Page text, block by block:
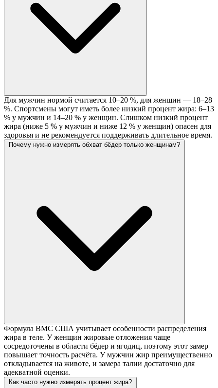
Для мужчин нормой считается 10–20 %, для женщин — 18–28
%. Спортсмены могут иметь более низкий процент жира: 6–13
% у мужчин и 14–20 % у женщин. Слишком низкий процент
жира (ниже 5 % у мужчин и ниже 12 % у женщин) опасен для
здоровья и не рекомендуется поддерживать длительное время.
Почему нужно измерять обхват бёдер только женщинам?
Формула ВМС США учитывает особенности распределения
жира в теле. У женщин жировые отложения чаще
сосредоточены в области бёдер и ягодиц, поэтому этот замер
повышает точность расчёта. У мужчин жир преимущественно
откладывается на животе, и замера талии достаточно для
адекватной оценки.
Как часто нужно измерять процент жира?